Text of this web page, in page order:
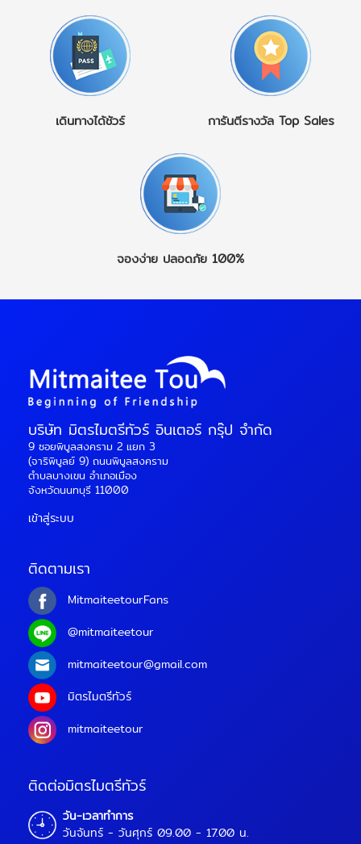
เดินทางได้ชัวร์ การันตีรางวัล Top Sales
จองง่าย ปลอดภัย 100%
บริษัท มิตรไมตรีทัวร์ อินเตอร์ กรุ๊ป จำกัด
9 ซอยพิบูลสงคราม 2 แยก 3
(จาริพิบูลย์ 9) ถนนพิบูลสงคราม
ตำบลบางเขน อำเภอเมือง
จังหวัดนนทบุรี 11000
เข้าสู่ระบบ
ติดตามเรา
MitmaiteetourFans
@mitmaiteetour
mitmaiteetour@gmail.com
มิตรไมตรีทัวร์
mitmaiteetour
ติดต่อมิตรไมตรีทัวร์
วัน-เวลาทำการ
วันจันทร์ - วันศุกร์ 09.00 - 17.00 น.